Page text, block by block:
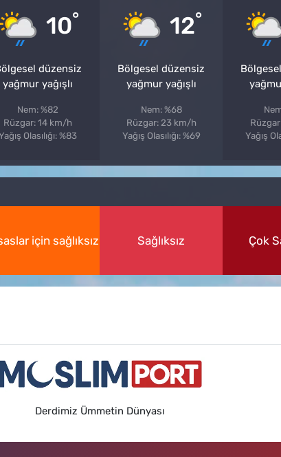
10°
düzensiz
yağmur yağışlı
Nem: %82
Rüzgar: 14 km/h
Olasılığı: %83
12°
Bölgesel düzensiz
yağmur yağışlı
Nem: %68
Rüzgar: 23 km/h
Yağış Olasılığı: %69
Yağış
için sağlıksız Sağlıksız Çok
Derdimiz Ümmetin Dünyası